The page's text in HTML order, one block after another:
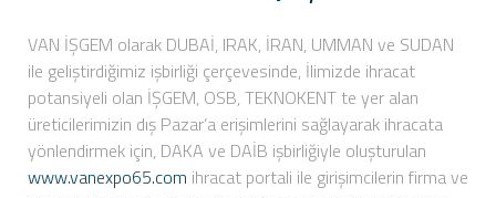
VAN İŞGEM olarak DUBAİ, IRAK, İRAN, UMMAN ve SUDAN
ile geliştirdiğimiz işbirliği çerçevesinde, İlimizde ihracat
potansiyeli olan İŞGEM, OSB, TEKNOKENT te yer alan
üreticilerimizin dış Pazar’a erişimlerini sağlayarak ihracata
yönlendirmek için, DAKA ve DAİB işbirliğiyle oluşturulan
www.vanexpo65.com ihracat portali ile girişimcilerin firma ve